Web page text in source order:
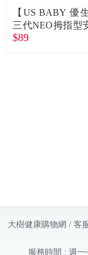
折價券、紅利說明
【US BABY 優
三代NEO拇指型
嘴-L-綠
$89
大樹健康購物網 / 客
服務時間 : 週一